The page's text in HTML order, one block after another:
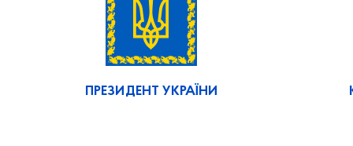
ПРЕЗИДЕНТ УКРАЇНИ